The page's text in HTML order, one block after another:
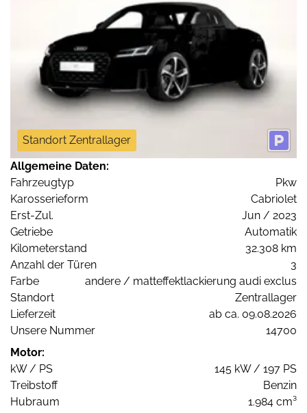
Standort Zentrallager
Allgemeine Daten:
Fahrzeugtyp
Pkw
Karosserieform
Cabriolet
Erst-Zul.
Jun / 2023
Getriebe
Automatik
Kilometerstand
32.308 km
Anzahl der Türen
3
Farbe
andere / matteffektlackierung audi exclus
Standort
Zentrallager
Lieferzeit
ab ca. 09.08.2026
Unsere Nummer
14700
Motor:
kW / PS
145 kW / 197 PS
Treibstoff
Benzin
Hubraum
1.984 cm³